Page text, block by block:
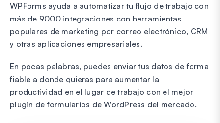
WPForms ayuda a automatizar tu flujo de trabajo con
más de 9000 integraciones con herramientas
populares de marketing por correo electrónico, CRM
y otras aplicaciones empresariales.
En pocas palabras, puedes enviar tus datos de forma
fiable a donde quieras para aumentar la
productividad en el lugar de trabajo con el mejor
plugin de formularios de WordPress del mercado.